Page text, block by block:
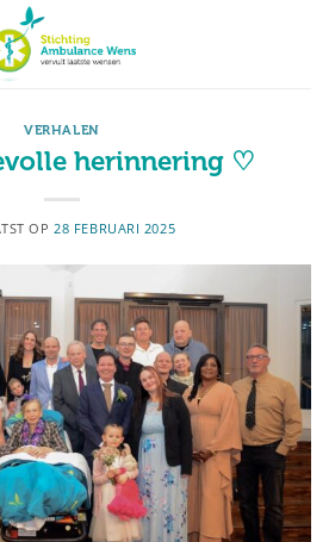
VERHALEN
herinnering ♡
OP 28 FEBRUARI 2025